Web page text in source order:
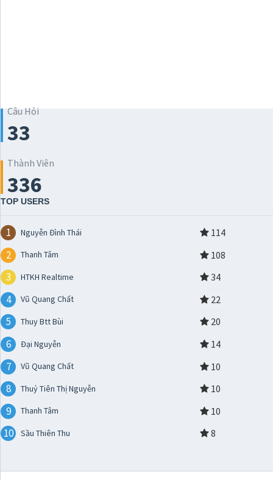
Câu Hỏi
33
Thành Viên
336
TOP USERS
1 Nguyễn Đình Thái 114
2 Thanh Tâm 108
3 HTKH Realtime 34
4 Vũ Quang Chất 22
5 Thuy Btt Bùi 20
6 Đại Nguyễn 14
7 Vũ Quang Chất 10
8 Thuỷ Tiên Thị Nguyễn 10
9 Thanh Tâm 10
10 Sầu Thiên Thu 8